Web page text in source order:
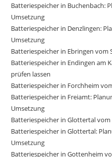
Batteriespeicher in Buchenbach:
Umsetzung
Batteriespeicher in Denzlingen:
Umsetzung
Batteriespeicher in Ebringen vom
Batteriespeicher in Endingen am
prüfen lassen
Batteriespeicher in Forchheim
Batteriespeicher in Freiamt:
Umsetzung
Batteriespeicher in Glottertal
Batteriespeicher in Glottertal:
Umsetzung
Batteriespeicher in Gottenheim